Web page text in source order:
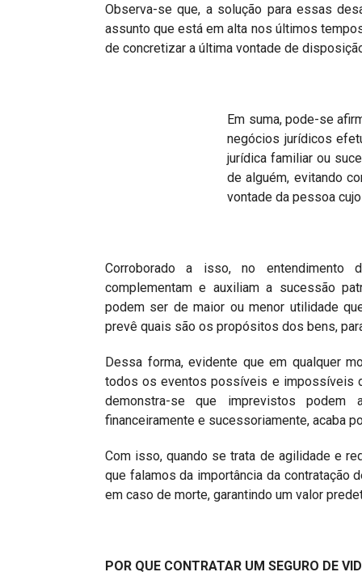
Observa-se que, a solução para essas
assunto que está em alta nos últimos
de concretizar a última vontade de
Em suma, pode-se
negócios jurídicos
jurídica familiar ou
de alguém, evitando
vontade da pessoa
Corroborado a isso, no entendimento
complementam e auxiliam a sucessão
podem ser de maior ou menor utilidade
prevê quais são os propósitos dos bens,
Dessa forma, evidente que em qualquer
todos os eventos possíveis e impossíveis
demonstra-se que imprevistos
financeiramente e sucessoriamente, acaba
Com isso, quando se trata de agilidade e
que falamos da importância da contratação
em caso de morte, garantindo um valor
POR QUE CONTRATAR UM SEGURO DE